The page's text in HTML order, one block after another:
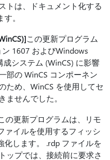
トは、ドキュメント化する
。
この更新プログラム
1607 およびWindows
システム (WinCS) に影響
部の WinCS コンポーネン
ため、WinCS を使用してセ
ませんでした。
の更新プログラムは、リモ
ァイルを使用するフィッシ
化します。 .rdp ファイルを
ップでは、接続前に要求さ